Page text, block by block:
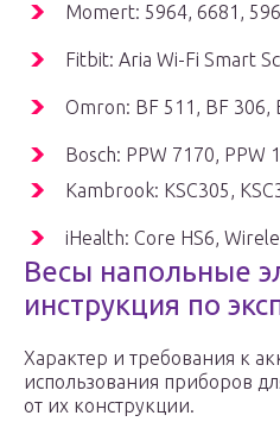
Momert: 5964, 6681,
Fitbit: Aria Wi-Fi Smart
Omron: BF 511, BF 306,
Bosch: PPW 7170, PPW
Kambrook: KSC305,
iHealth: Core HS6,
Весы напольные
инструкция по
Характер и требования к
использования приборов
от их конструкции.